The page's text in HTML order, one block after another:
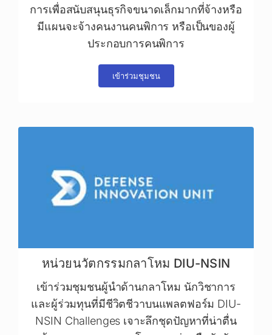
การเพื่อสนับสนุนธุรกิจขนาดเล็กมากที่จ้างหรือ
มีแผนจะจ้างคนงานคนพิการ หรือเป็นของผู้
ประกอบการคนพิการ
เข้าร่วมชุมชน
หน่วยนวัตกรรมกลาโหม DIU-NSIN
เข้าร่วมชุมชนผู้นำด้านกลาโหม นักวิชาการ
และผู้ร่วมทุนที่มีชีวิตชีวาบนแพลตฟอร์ม DIU-
NSIN Challenges เจาะลึกชุดปัญหาที่น่าตื่น